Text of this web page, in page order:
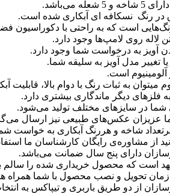
می‌باشد.
در رنگ نسکافه ای آبکاری شده است.
رنگ‌هایی است که به راحتی با
لاله روی لامپ‌ها وجود دارد.
آویز به درخواست شما وجود دارد.
تغییر مدل آویز به سلیقه شما.
آلومینیوم است.
میتوان به ثبات رنگ با دوام بالا،
فلزهای دیگر ماندگاری بیشتری دارد.
در سایزهای مختلف تولید می‌شود.
عزیزان عکس‌های طبیعی نیز ارسال
شاخه و هررنگ آبکاری به خواست
از مشاوره‌ی رایگان کارشناسان ما
دارای پنج سال ضمانت می‌باشد.
است که محصول خریداری شده را سالم
زمان تحویل و نصب محصول با شما همراه
از دو طریق باربری و تیپاکس به